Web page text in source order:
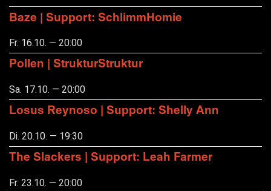
Baze | Support: SchlimmHomie
Fr. 16.10. — 20:00
Pollen | StrukturStruktur
Sa. 17.10. — 20:00
Losus Reynoso | Support: Shelly Ann
Di. 20.10. — 19:30
The Slackers | Support: Leah Farmer
Fr. 23.10. — 20:00